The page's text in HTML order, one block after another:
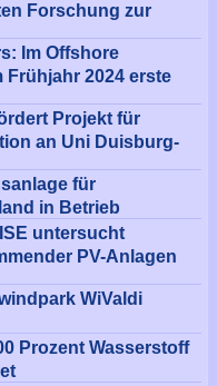
Forschung zur
Im Offshore
Frühjahr 2024 erste
Projekt für
an Uni Duisburg-
für
in Betrieb
untersucht
PV-Anlagen
WiValdi
Prozent Wasserstoff